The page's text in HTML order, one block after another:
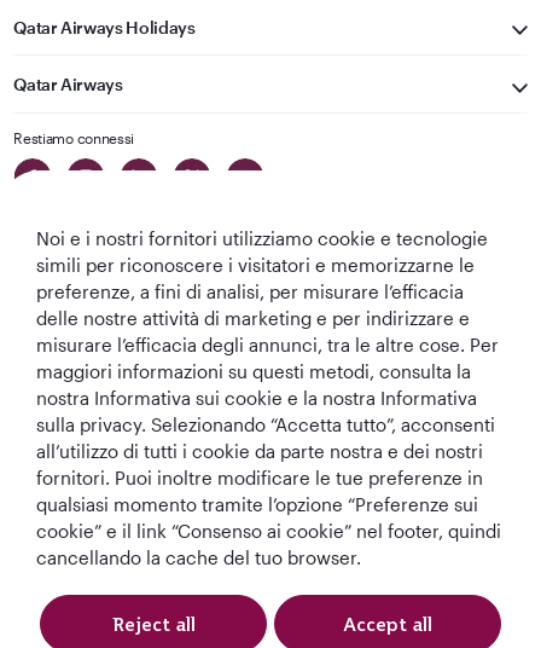
Qatar Airways Holidays
Qatar Airways
Restiamo connessi
Migliore
Compagnia aerea
del Medio
Oriente
Migliore
Compagnia
Aerea del Mondo
Migliore Business
Class del Mondo
Migliore Lounge
di Business Class
del Mondo
T&C Informativa sui cookie Informativa sulla privacy
Noi e i nostri fornitori utilizziamo cookie e tecnologie
simili per riconoscere i visitatori e memorizzarne le
preferenze, a fini di analisi, per misurare l’efficacia
delle nostre attività di marketing e per indirizzare e
misurare l’efficacia degli annunci, tra le altre cose. Per
maggiori informazioni su questi metodi, consulta la
nostra Informativa sui cookie e la nostra Informativa
sulla privacy. Selezionando “Accetta tutto”, acconsenti
all’utilizzo di tutti i cookie da parte nostra e dei nostri
fornitori. Puoi inoltre modificare le tue preferenze in
qualsiasi momento tramite l’opzione “Preferenze sui
cookie” e il link “Consenso ai cookie” nel footer, quindi
cancellando la cache del tuo browser.
Reject all Accept all